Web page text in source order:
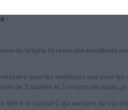
:
de la ligne 14 reste une excellente
pour les employés que pour les
de 2 adultes et 2 enfants (et autab,
RER B et surtout C qui auraient dû